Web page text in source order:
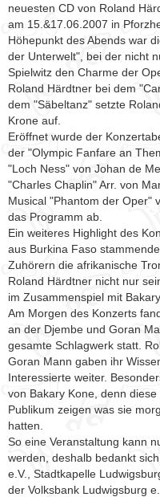
neuesten CD von Roland
am 15.&17.06.2007 in
Höhepunkt des Abends war
der Unterwelt", bei der nicht
Spielwitz den Charme der
Roland Härdtner bei dem
dem "Säbeltanz" setzte
Krone auf.
Eröffnet wurde der
der "Olympic Fanfare an
"Loch Ness" von Johan de
"Charles Chaplin" Arr. von
Musical "Phantom der Oper"
das Programm ab.
Ein weiteres Highlight des
aus Burkina Faso
Zuhörern die afrikanische
Roland Härdtner nicht nur
im Zusammenspiel mit
Am Morgen des Konzerts
an der Djembe und Goran
gesamte Schlagwerk statt.
Goran Mann gaben ihr
Interessierte weiter.
von Bakary Kone, denn
Publikum zeigen was sie
hatten.
So eine Veranstaltung kann
werden, deshalb bedankt
e.V., Stadtkapelle
der Volksbank Ludwigsburg